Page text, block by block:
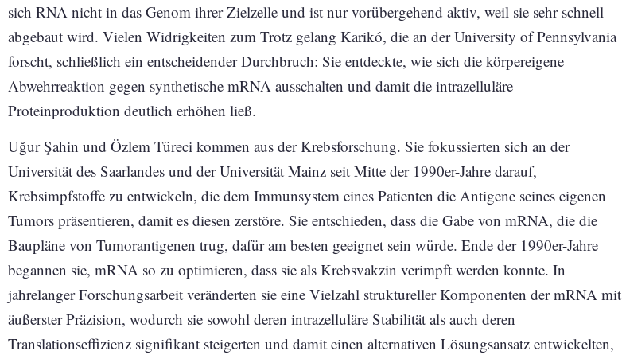
sich RNA nicht in das Genom ihrer Zielzelle und ist nur vorübergehend aktiv, weil sie sehr schnell
abgebaut wird. Vielen Widrigkeiten zum Trotz gelang Karikó, die an der University of Pennsylvania
forscht, schließlich ein entscheidender Durchbruch: Sie entdeckte, wie sich die körpereigene
Abwehrreaktion gegen synthetische mRNA ausschalten und damit die intrazelluläre
Proteinproduktion deutlich erhöhen ließ.
Uğur Şahin und Özlem Türeci kommen aus der Krebsforschung. Sie fokussierten sich an der
Universität des Saarlandes und der Universität Mainz seit Mitte der 1990er-Jahre darauf,
Krebsimpfstoffe zu entwickeln, die dem Immunsystem eines Patienten die Antigene seines eigenen
Tumors präsentieren, damit es diesen zerstöre. Sie entschieden, dass die Gabe von mRNA, die die
Baupläne von Tumorantigenen trug, dafür am besten geeignet sein würde. Ende der 1990er-Jahre
begannen sie, mRNA so zu optimieren, dass sie als Krebsvakzin verimpft werden konnte. In
jahrelanger Forschungsarbeit veränderten sie eine Vielzahl struktureller Komponenten der mRNA mit
äußerster Präzision, wodurch sie sowohl deren intrazelluläre Stabilität als auch deren
Translationseffizienz signifikant steigerten und damit einen alternativen Lösungsansatz entwickelten,